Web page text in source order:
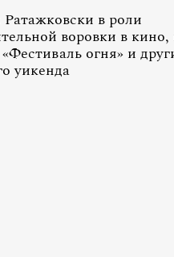
Ратажковски в роли
воровки в
огня» и
уикенда